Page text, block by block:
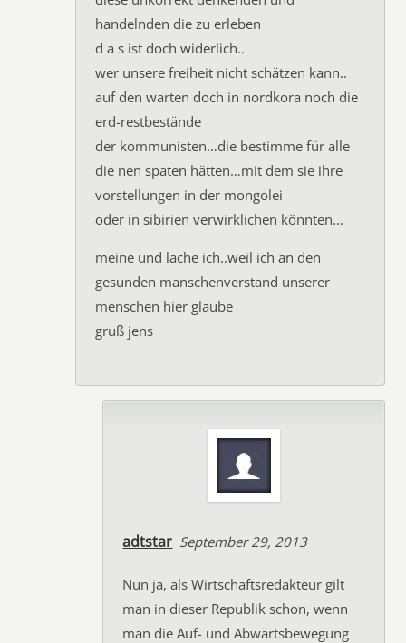
handelnden die zu erleben
d a s ist doch widerlich..
wer unsere freiheit nicht schätzen kann..
auf den warten doch in nordkora noch die
erd-restbestände
der kommunisten…die bestimme für alle
die nen spaten hätten…mit dem sie ihre
vorstellungen in der mongolei
oder in sibirien verwirklichen könnten…
meine und lache ich..weil ich an den
gesunden manschenverstand unserer
menschen hier glaube
gruß jens
adtstar September 29, 2013
Nun ja, als Wirtschaftsredakteur gilt
man in dieser Republik schon, wenn
man die Auf- und Abwärtsbewegung